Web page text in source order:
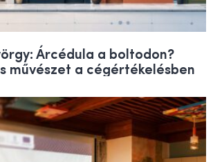
Árcédula a boltodon?
művészet a cégértékelésben